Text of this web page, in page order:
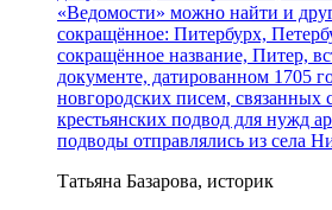
«Ведомости» можно найти и
сокращённое: Питербурх,
сокращённое название, Питер,
документе, датированном 1705
новгородских писем, связанных
крестьянских подвод для нужд
подводы отправлялись из села
Татьяна Базарова, историк